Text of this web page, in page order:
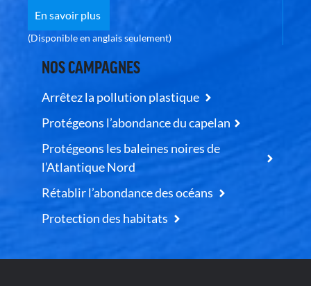
En savoir plus
(Disponible en anglais seulement)
NOS CAMPAGNES
Arrêtez la pollution plastique
Protégeons l’abondance du capelan
Protégeons les baleines noires de
l’Atlantique Nord
Rétablir l’abondance des océans
Protection des habitats